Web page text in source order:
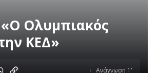
«Ο Ολυμπιακός
ΚΕΔ»
Ανάγνωση 1'